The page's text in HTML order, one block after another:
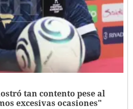
tan contento pese al
excesivas ocasiones"